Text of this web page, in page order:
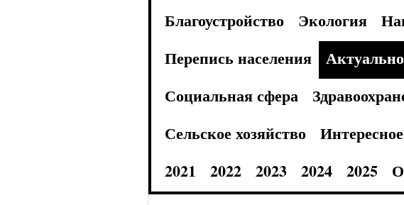
Благоустройство
Экология
Перепись населения
Актуально
Социальная сфера
Сельское хозяйство
Интересное
2021
2022 2023 2024 2025